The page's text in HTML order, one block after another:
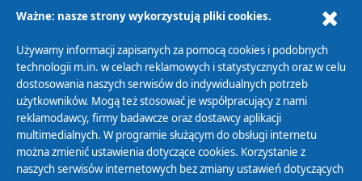
Polityka Prywatności
Zasady korzystania z Serwisu
Organizacje Pożytku Publicznego
Cyfryzacja DAB+
Ważne: nasze strony wykorzystują pliki cookies.
Używamy informacji zapisanych za pomocą cookies i podobnych
technologii m.in. w celach reklamowych i statystycznych oraz w celu
dostosowania naszych serwisów do indywidualnych potrzeb
użytkowników. Mogą też stosować je współpracujący z nami
reklamodawcy, firmy badawcze oraz dostawcy aplikacji
multimedialnych. W programie służącym do obsługi internetu
można zmienić ustawienia dotyczące cookies. Korzystanie z
naszych serwisów internetowych bez zmiany ustawień dotyczących